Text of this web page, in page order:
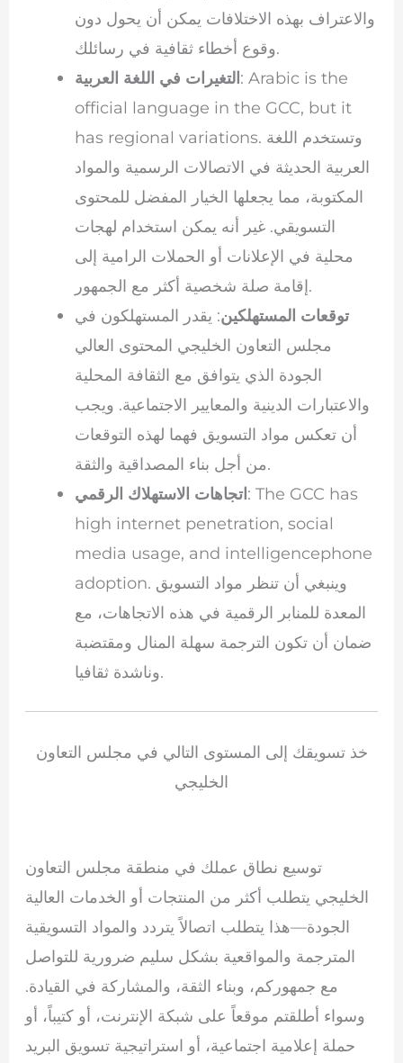
والاعتراف بهذه الاختلافات يمكن أن يحول دون
وقوع أخطاء ثقافية في رسائلك.
التغيرات في اللغة العربية: Arabic is the
official language in the GCC, but it
has regional variations. وتستخدم اللغة
العربية الحديثة في الاتصالات الرسمية والمواد
المكتوبة، مما يجعلها الخيار المفضل للمحتوى
التسويقي. غير أنه يمكن استخدام لهجات
محلية في الإعلانات أو الحملات الرامية إلى
إقامة صلة شخصية أكثر مع الجمهور.
توقعات المستهلكين: يقدر المستهلكون في
مجلس التعاون الخليجي المحتوى العالي
الجودة الذي يتوافق مع الثقافة المحلية
والاعتبارات الدينية والمعايير الاجتماعية. ويجب
أن تعكس مواد التسويق فهما لهذه التوقعات
من أجل بناء المصداقية والثقة.
اتجاهات الاستهلاك الرقمي: The GCC has
high internet penetration, social
media usage, and intelligencephone
adoption. وينبغي أن تنظر مواد التسويق
المعدة للمنابر الرقمية في هذه الاتجاهات، مع
ضمان أن تكون الترجمة سهلة المنال ومقتضبة
وناشدة ثقافيا.
خذ تسويقك إلى المستوى التالي في مجلس التعاون
الخليجي
توسيع نطاق عملك في منطقة مجلس التعاون
الخليجي يتطلب أكثر من المنتجات أو الخدمات العالية
الجودة—هذا يتطلب اتصالاً يتردد والمواد التسويقية
المترجمة والمواقعية بشكل سليم ضرورية للتواصل
مع جمهوركم، وبناء الثقة، والمشاركة في القيادة.
وسواء أطلقتم موقعاً على شبكة الإنترنت، أو كتيباً، أو
حملة إعلامية اجتماعية، أو استراتيجية تسويق البريد